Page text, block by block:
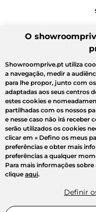
O
Showroomprive.pt utiliza
a navegação, medir a
para lhe propor, junto com
adaptadas aos seus centros
estes cookies e
partilhadas com os nossos
e nesse caso não irá receber
serão utilizados os cookies
clicar em « Defino os meus
preferências e obter mais
preferências a qualquer
Para mais informações
clique aqui.
Definir